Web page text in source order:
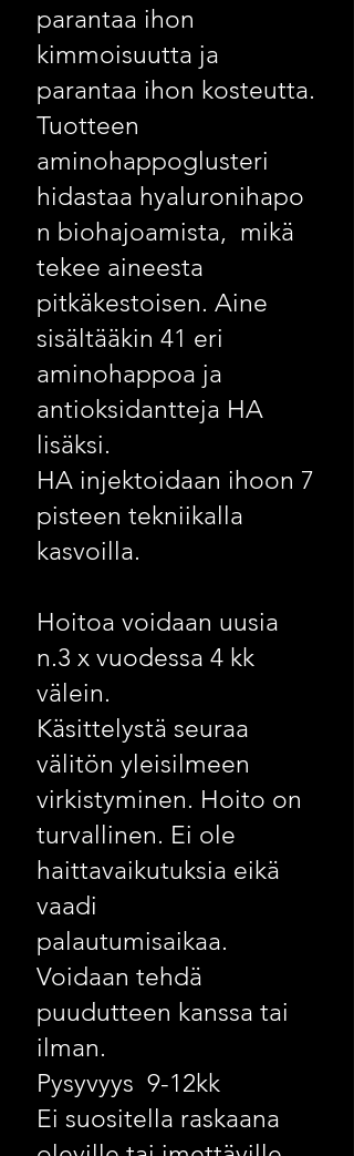
parantaa ihon
kimmoisuutta ja
parantaa ihon kosteutta.
Tuotteen
aminohappoglusteri
hidastaa hyaluronihapo
n biohajoamista, mikä
tekee aineesta
pitkäkestoisen. Aine
sisältääkin 41 eri
aminohappoa ja
antioksidantteja HA
lisäksi.
HA injektoidaan ihoon 7
pisteen tekniikalla
kasvoilla.
Hoitoa voidaan uusia
n.3 x vuodessa 4 kk
välein.
Käsittelystä seuraa
välitön yleisilmeen
virkistyminen. Hoito on
turvallinen. Ei ole
haittavaikutuksia eikä
vaadi
palautumisaikaa.
Voidaan tehdä
puudutteen kanssa tai
ilman.
Pysyvyys 9-12kk
Ei suositella raskaana